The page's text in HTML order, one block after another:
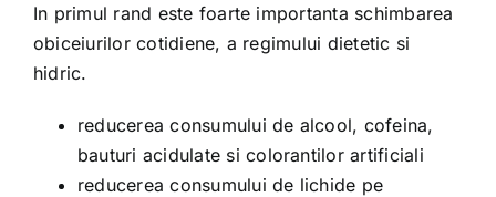
In primul rand este foarte importanta schimbarea
obiceiurilor cotidiene, a regimului dietetic si
hidric.
reducerea consumului de alcool, cofeina,
bauturi acidulate si colorantilor artificiali
reducerea consumului de lichide pe